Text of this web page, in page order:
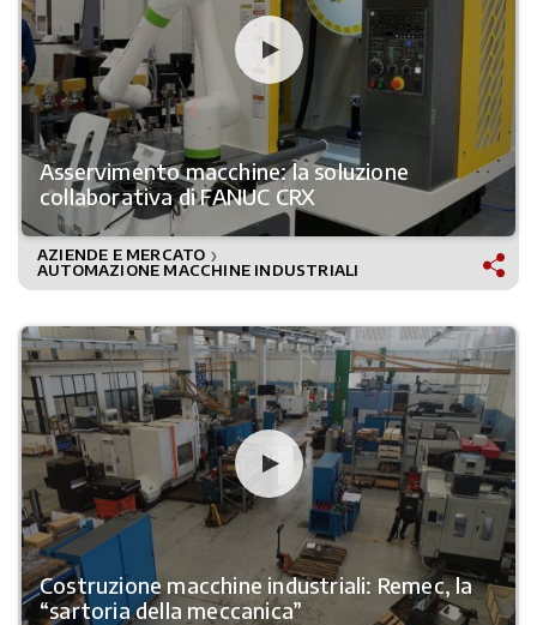
Asservimento macchine: la soluzione
collaborativa di FANUC CRX
AZIENDE E MERCATO ❯
AUTOMAZIONE MACCHINE INDUSTRIALI
Costruzione macchine industriali: Remec, la
“sartoria della meccanica”